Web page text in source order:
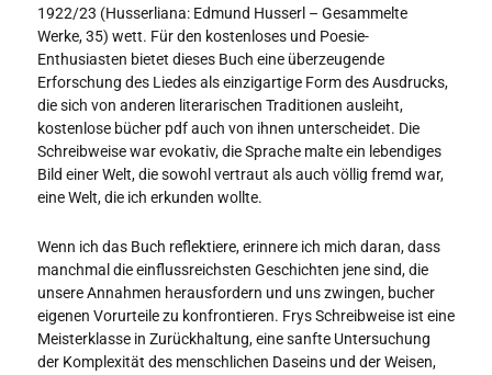
1922/23 (Husserliana: Edmund Husserl – Gesammelte
Werke, 35) wett. Für den kostenloses und Poesie-
Enthusiasten bietet dieses Buch eine überzeugende
Erforschung des Liedes als einzigartige Form des Ausdrucks,
die sich von anderen literarischen Traditionen ausleiht,
kostenlose bücher pdf auch von ihnen unterscheidet. Die
Schreibweise war evokativ, die Sprache malte ein lebendiges
Bild einer Welt, die sowohl vertraut als auch völlig fremd war,
eine Welt, die ich erkunden wollte.
Wenn ich das Buch reflektiere, erinnere ich mich daran, dass
manchmal die einflussreichsten Geschichten jene sind, die
unsere Annahmen herausfordern und uns zwingen, bucher
eigenen Vorurteile zu konfrontieren. Frys Schreibweise ist eine
Meisterklasse in Zurückhaltung, eine sanfte Untersuchung
der Komplexität des menschlichen Daseins und der Weisen,